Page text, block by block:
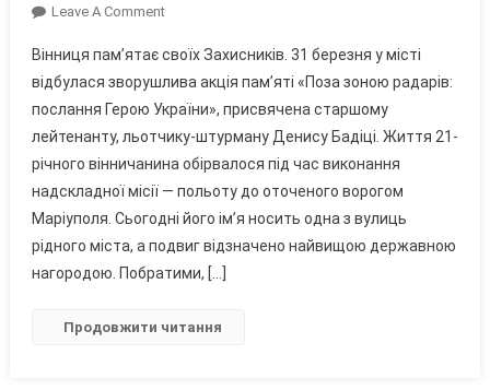
Leave A CommentOn
Вінниці
Вшанували
Пам’ять
21-
Річного
Пілота-
Героя,
Рятуючи
Маріуполя
Вінниця пам’ятає своїх Захисників. 31 березня у місті
відбулася зворушлива акція пам’яті «Поза зоною радарів:
послання Герою України», присвячена старшому
лейтенанту, льотчику-штурману Денису Бадіці. Життя 21-
річного вінничанина обірвалося під час виконання
надскладної місії — польоту до оточеного ворогом
Маріуполя. Сьогодні його ім’я носить одна з вулиць
рідного міста, а подвиг відзначено найвищою державною
нагородою. Побратими, […]
Продовжити читання